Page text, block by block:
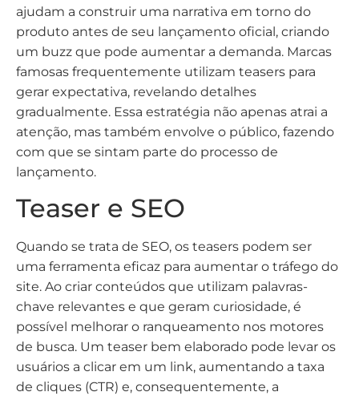
ajudam a construir uma narrativa em torno do
produto antes de seu lançamento oficial, criando
um buzz que pode aumentar a demanda. Marcas
famosas frequentemente utilizam teasers para
gerar expectativa, revelando detalhes
gradualmente. Essa estratégia não apenas atrai a
atenção, mas também envolve o público, fazendo
com que se sintam parte do processo de
lançamento.
Teaser e SEO
Quando se trata de SEO, os teasers podem ser
uma ferramenta eficaz para aumentar o tráfego do
site. Ao criar conteúdos que utilizam palavras-
chave relevantes e que geram curiosidade, é
possível melhorar o ranqueamento nos motores
de busca. Um teaser bem elaborado pode levar os
usuários a clicar em um link, aumentando a taxa
de cliques (CTR) e, consequentemente, a